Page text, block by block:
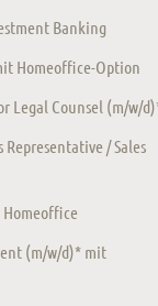
Banking
Homeoffice-Option
Legal Counsel (m/w/
/ Sales
(m/w/d)* mit